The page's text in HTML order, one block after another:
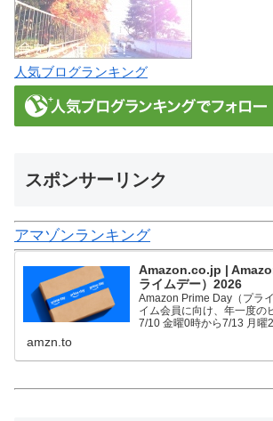
人気ブログランキング
スポンサーリンク
アマゾンランキング
Amazon.co.jp |
ライムデー）2026
Amazon Prime Day（プラ
イム会員に向け、年一度の
7/10 金曜0時から7/13 月曜
amzn.to